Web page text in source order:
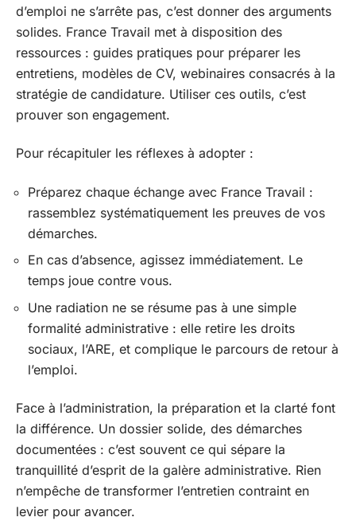
d’emploi ne s’arrête pas, c’est donner des arguments
solides. France Travail met à disposition des
ressources : guides pratiques pour préparer les
entretiens, modèles de CV, webinaires consacrés à la
stratégie de candidature. Utiliser ces outils, c’est
prouver son engagement.
Pour récapituler les réflexes à adopter :
Préparez chaque échange avec France Travail :
rassemblez systématiquement les preuves de vos
démarches.
En cas d’absence, agissez immédiatement. Le
temps joue contre vous.
Une radiation ne se résume pas à une simple
formalité administrative : elle retire les droits
sociaux, l’ARE, et complique le parcours de retour à
l’emploi.
Face à l’administration, la préparation et la clarté font
la différence. Un dossier solide, des démarches
documentées : c’est souvent ce qui sépare la
tranquillité d’esprit de la galère administrative. Rien
n’empêche de transformer l’entretien contraint en
levier pour avancer.